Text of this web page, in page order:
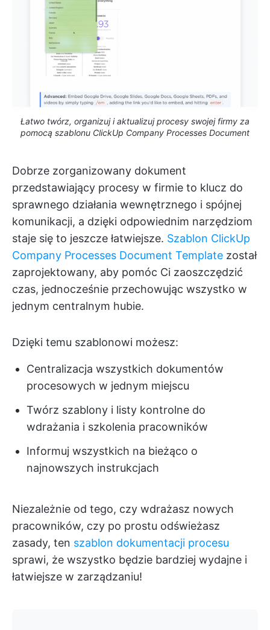
Łatwo twórz, organizuj i aktualizuj procesy swojej firmy za
pomocą szablonu ClickUp Company Processes Document
Dobrze zorganizowany dokument
przedstawiający procesy w firmie to klucz do
sprawnego działania wewnętrznego i spójnej
komunikacji, a dzięki odpowiednim narzędziom
staje się to jeszcze łatwiejsze. Szablon ClickUp
Company Processes Document Template został
zaprojektowany, aby pomóc Ci zaoszczędzić
czas, jednocześnie przechowując wszystko w
jednym centralnym hubie.
Dzięki temu szablonowi możesz:
Centralizacja wszystkich dokumentów
procesowych w jednym miejscu
Twórz szablony i listy kontrolne do
wdrażania i szkolenia pracowników
Informuj wszystkich na bieżąco o
najnowszych instrukcjach
Niezależnie od tego, czy wdrażasz nowych
pracowników, czy po prostu odświeżasz
zasady, ten szablon dokumentacji procesu
sprawi, że wszystko będzie bardziej wydajne i
łatwiejsze w zarządzaniu!